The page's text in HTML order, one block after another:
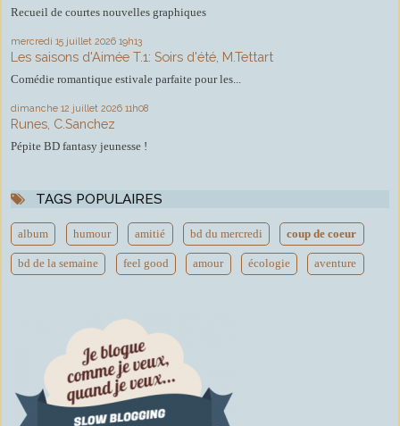
Recueil de courtes nouvelles graphiques
mercredi 15 juillet 2026 19h13
Les saisons d'Aimée T.1: Soirs d'été, M.Tettart
Comédie romantique estivale parfaite pour les...
dimanche 12 juillet 2026 11h08
Runes, C.Sanchez
Pépite BD fantasy jeunesse !
TAGS POPULAIRES
album humour amitié bd du mercredi coup de coeur
bd de la semaine feel good amour écologie aventure